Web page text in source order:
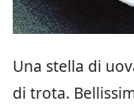
Una stella di
di trota.